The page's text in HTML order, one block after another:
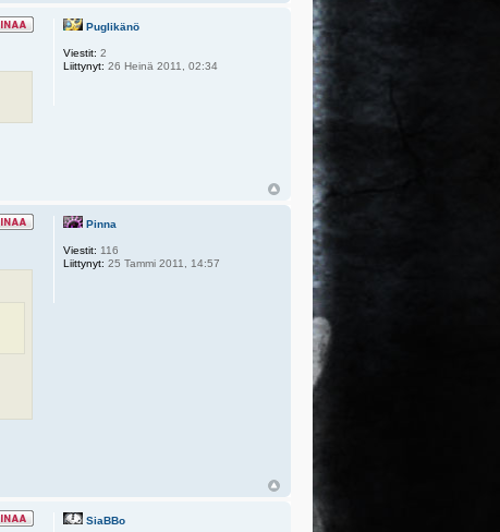
Puglikänö
Viestit: 2
Liittynyt: 26 Heinä 2011, 02:34
Pinna
Viestit: 116
Liittynyt: 25 Tammi 2011, 14:57
SiaBBo